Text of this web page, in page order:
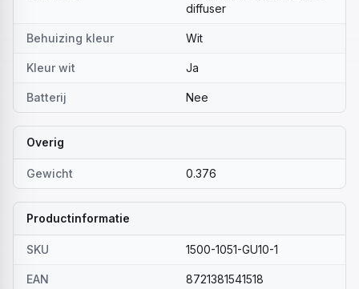
diffuser
Behuizing kleur Wit
Kleur wit Ja
Batterij Nee
Overig
Gewicht 0.376
Productinformatie
SKU 1500-1051-GU10-1
EAN 8721381541518